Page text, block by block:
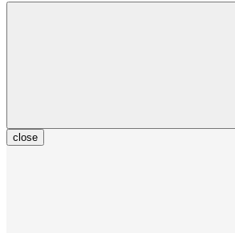
close